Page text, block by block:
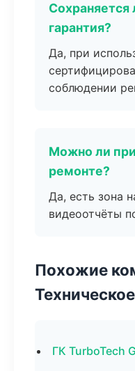
Сохраняется
гарантия?
Да, при
соблюдении
Можно ли
ремонте?
Да, есть зона
видеоотчёты
Похожие
ГК TurboTech